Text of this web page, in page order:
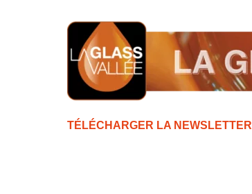
TÉLÉCHARGER LA NEWSLETTER